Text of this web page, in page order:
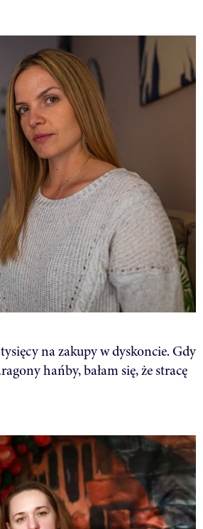
na zakupy w dyskoncie. Gdy
hańby, bałam się, że stracę